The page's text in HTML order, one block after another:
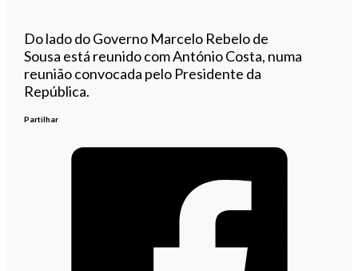
Do lado do Governo Marcelo Rebelo de
Sousa está reunido com António Costa, numa
reunião convocada pelo Presidente da
República.
Partilhar